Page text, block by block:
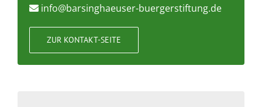
info@barsinghaeuser-buergerstiftung.de
ZUR KONTAKT-SEITE